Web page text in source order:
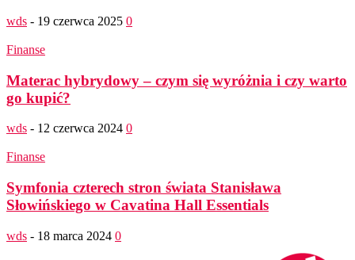
wds - 19 czerwca 2025 0
Finanse
Materac hybrydowy – czym się wyróżnia i czy warto
go kupić?
wds - 12 czerwca 2024 0
Finanse
Symfonia czterech stron świata Stanisława
Słowińskiego w Cavatina Hall Essentials
wds - 18 marca 2024 0